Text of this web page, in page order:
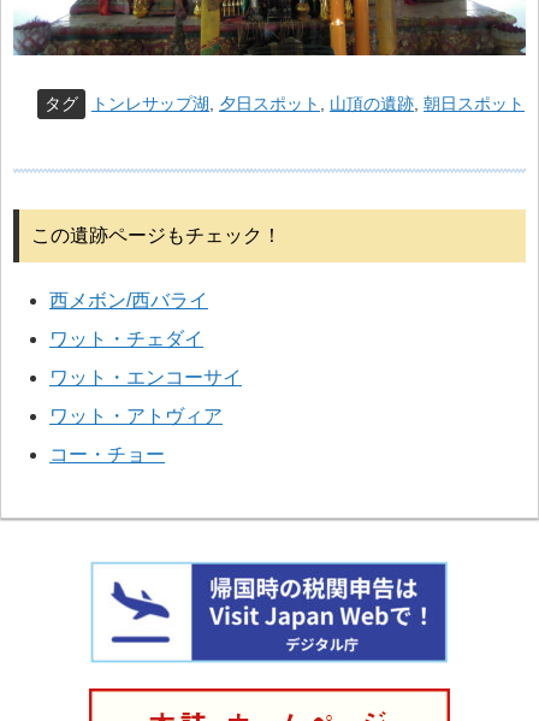
タグ トンレサップ湖 夕日スポット 山頂の遺跡 朝日スポット
この遺跡ページもチェック！
西メボン/西バライ
ワット・チェダイ
ワット・エンコーサイ
ワット・アトヴィア
コー・チョー